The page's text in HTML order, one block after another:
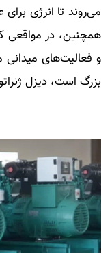
می‌روند تا انرژی
همچنین، در مواقعی
و فعالیت‌های میدانی
بزرگ است، دیزل